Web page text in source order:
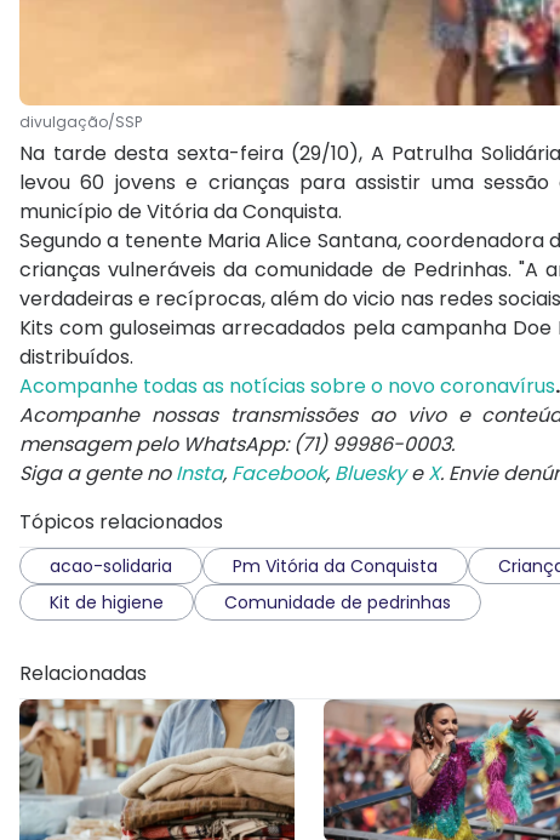
divulgação/SSP
Na tarde desta sexta-feira (29/10), A Patrulha
levou 60 jovens e crianças para assistir uma
município de Vitória da Conquista.
Segundo a tenente Maria Alice Santana, coordenadora
crianças vulneráveis da comunidade de Pedrinhas.
verdadeiras e recíprocas, além do vicio nas redes
Kits com guloseimas arrecadados pela campanha
distribuídos.
Acompanhe todas as notícias sobre o novo coronavírus.
Acompanhe nossas transmissões ao vivo e
mensagem pelo WhatsApp: (71) 99986-0003.
Siga a gente noInsta, Facebook, BlueskyeX. Envie
Tópicos relacionados
acao-solidaria Pm Vitória da Conquista
Kit de higiene
Comunidade de pedrinhas
Relacionadas